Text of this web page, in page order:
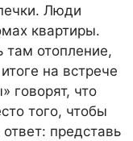
Люди
квартиры.
там отопление,
на встрече
говорят, что
того, чтобы
представь